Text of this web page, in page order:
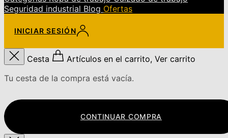
Seguridad industrial Blog Ofertas
INICIAR SESIÓN
Cesta
Artículos en el carrito, Ver carrito
Tu cesta de la compra está vacía.
CONTINUAR COMPRA